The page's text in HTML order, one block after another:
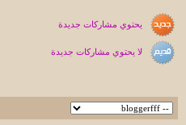
يحتوي مشاركات جديدة
لا يحتوي مشاركات جديدة